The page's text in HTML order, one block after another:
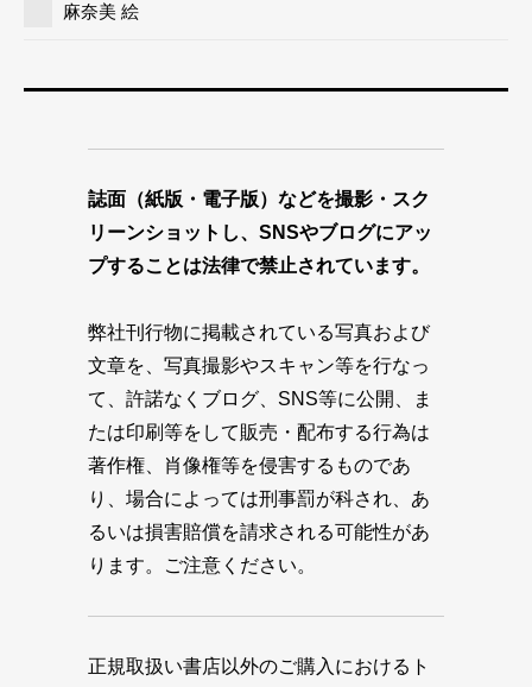
麻奈美 絵
誌面（紙版・電子版）などを撮影・スク
リーンショットし、SNSやブログにアッ
プすることは法律で禁止されています。
弊社刊行物に掲載されている写真および
文章を、写真撮影やスキャン等を行なっ
て、許諾なくブログ、SNS等に公開、ま
たは印刷等をして販売・配布する行為は
著作権、肖像権等を侵害するものであ
り、場合によっては刑事罰が科され、あ
るいは損害賠償を請求される可能性があ
ります。ご注意ください。
正規取扱い書店以外のご購入におけるト